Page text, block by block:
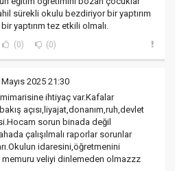
sürekli okulu bezdiriyor bir yaptırım
yaptırım tez etkili olmalı.
(0) (0)
2025 21:30
ihtiyaç var.Kafalar
açısı,liyajat,donanım,ruh,devlet
sorun binada değil
çalışılmalı raporlar sorunlar
idaresini,öğretmenini
veliyi dinlemeden olmazzz